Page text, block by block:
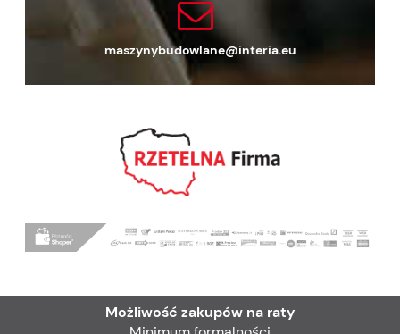
maszynybudowlane@interia.eu
Możliwość zakupów na raty